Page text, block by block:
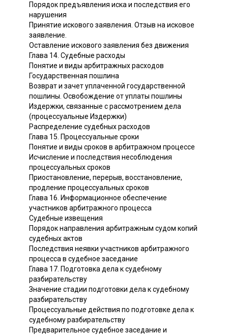
Порядок предъявления иска и последствия его
нарушения
Принятие искового заявления. Отзыв на исковое
заявление.
Оставление искового заявления без движения
Глава 14. Судебные расходы
Понятие и виды арбитражных расходов
Государственная пошлина
Возврат и зачет уплаченной государственной
пошлины. Освобождение от уплаты пошлины
Издержки, связанные с рассмотрением дела
(процессуальные Издержки)
Распределение судебных расходов
Глава 15. Процессуальные сроки
Понятие и виды сроков в арбитражном процессе
Исчисление и последствия несоблюдения
процессуальных сроков
Приостановление, перерыв, восстановление,
продление процессуальных сроков
Глава 16. Информационное обеспечение
участников арбитражного процесса
Судебные извещения
Порядок направления арбитражным судом копий
судебных актов
Последствия неявки участников арбитражного
процесса в судебное заседание
Глава 17. Подготовка дела к судебному
разбирательству
Значение стадии подготовки дела к судебному
разбирательству
Процессуальные действия по подготовке дела к
судебному разбирательству
Предварительное судебное заседание и